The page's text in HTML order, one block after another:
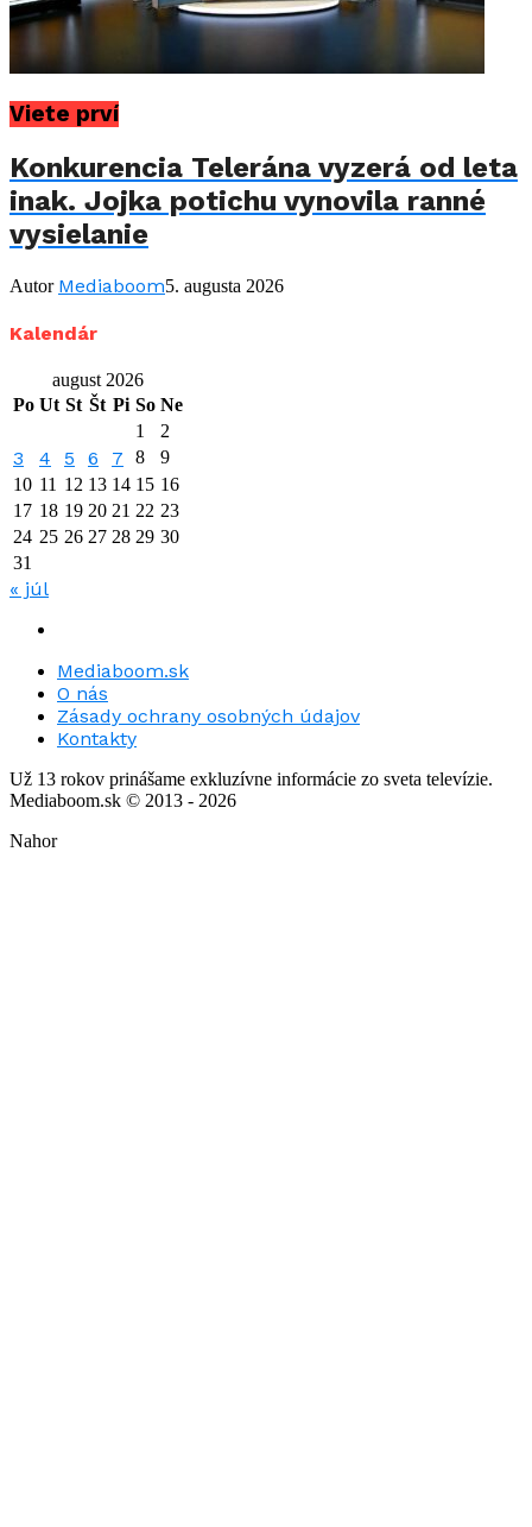
Viete prví
Konkurencia Telerána vyzerá od leta
inak. Jojka potichu vynovila ranné
vysielanie
Autor Mediaboom5. augusta 2026
Kalendár
august 2026
Po Ut St Št Pi So Ne
1
2
3 4 5 6 7 8
9
10 11 12 13 14 15 16
17 18 19 20 21 22 23
24 25 26 27 28 29 30
31
« júl
Mediaboom.sk
O nás
Zásady ochrany osobných údajov
Kontakty
Už 13 rokov prinášame exkluzívne informácie zo sveta televízie.
Mediaboom.sk © 2013 - 2026
Nahor